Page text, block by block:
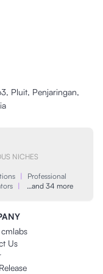
Pluit, Penjaringan,
NICHES
|
Professional
| …and 34 more
Us